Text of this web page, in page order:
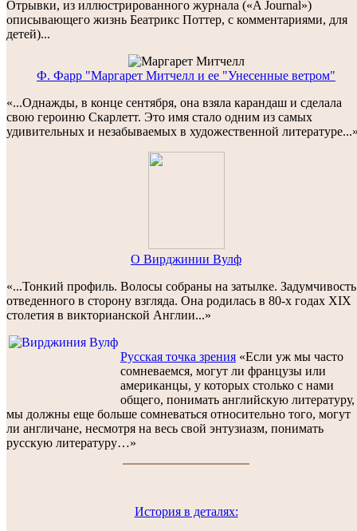
Oтрывки, из иллюстрированного журнала («A Journal»)
описывающего жизнь Беатрикс Поттер, с комментариями, для
детей)...
Ф. Фарр "Маргарет Митчелл и ее "Унесенные ветром"
«...Однажды, в конце сентября, она взяла карандаш и сделала
свою героиню Скарлетт. Это имя стало одним из самых
удивительных и незабываемых в художественной
O Вирджинии Вулф
«...Тонкий профиль. Волосы собраны на затылке. Задумчивость
отведенного в сторону взгляда. Она родилась в 80-х годах XIX
столетия в викторианской Англии...»
Русская точка зрения «Если уж мы часто
сомневаемся, могут ли французы или
американцы, у которых столько с нами
общего, понимать английскую литературу,
мы должны еще больше сомневаться относительно того, могут
ли англичане, несмотря на весь свой энтузиазм, понимать
русскую литературу…»
История в деталях: